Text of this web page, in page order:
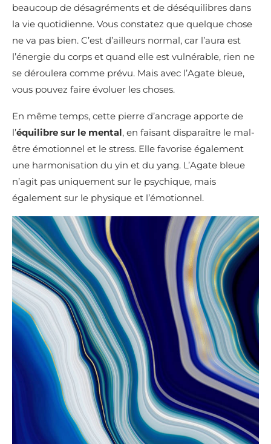
beaucoup de désagréments et de déséquilibres dans
la vie quotidienne. Vous constatez que quelque chose
ne va pas bien. C’est d’ailleurs normal, car l’aura est
l’énergie du corps et quand elle est vulnérable, rien ne
se déroulera comme prévu. Mais avec l’Agate bleue,
vous pouvez faire évoluer les choses.
En même temps, cette pierre d’ancrage apporte de
l’équilibre sur le mental, en faisant disparaître le mal-
être émotionnel et le stress. Elle favorise également
une harmonisation du yin et du yang. L’Agate bleue
n’agit pas uniquement sur le psychique, mais
également sur le physique et l’émotionnel.